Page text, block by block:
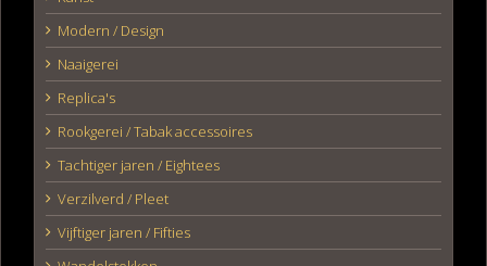
Modern / Design
Naaigerei
Replica's
Rookgerei / Tabak accessoires
Tachtiger jaren / Eightees
Verzilverd / Pleet
Vijftiger jaren / Fifties